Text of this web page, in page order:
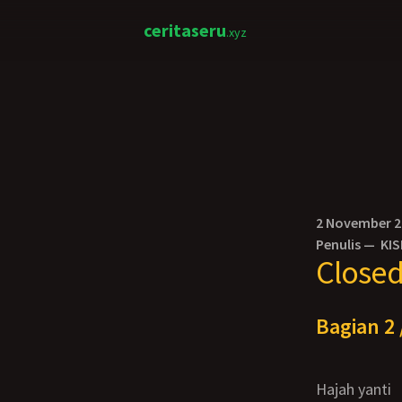
ceritaseru.xyz
2 November
Penulis —
Bagian 2
Hajah yanti